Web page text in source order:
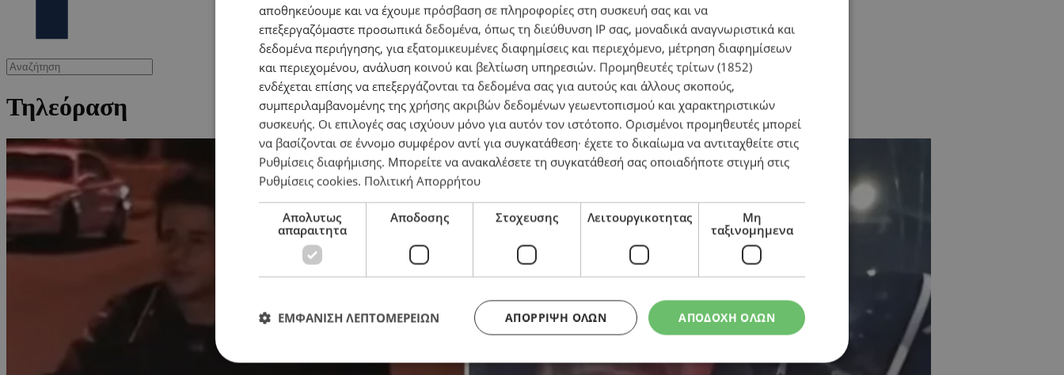
Τηλεόραση
αποθηκεύουμε και να έχουμε πρόσβαση σε πληροφορίες στη συσκευή σας και να
επεξεργαζόμαστε προσωπικά δεδομένα, όπως τη διεύθυνση IP σας, μοναδικά αναγνωριστικά και
δεδομένα περιήγησης, για εξατομικευμένες διαφημίσεις και περιεχόμενο, μέτρηση διαφημίσεων
και περιεχομένου, ανάλυση κοινού και βελτίωση υπηρεσιών. Προμηθευτές τρίτων (1852)
ενδέχεται επίσης να επεξεργάζονται τα δεδομένα σας για αυτούς και άλλους σκοπούς,
συμπεριλαμβανομένης της χρήσης ακριβών δεδομένων γεωεντοπισμού και χαρακτηριστικών
συσκευής. Οι επιλογές σας ισχύουν μόνο για αυτόν τον ιστότοπο. Ορισμένοι προμηθευτές μπορεί
να βασίζονται σε έννομο συμφέρον αντί για συγκατάθεση· έχετε το δικαίωμα να αντιταχθείτε στις
Ρυθμίσεις διαφήμισης. Μπορείτε να ανακαλέσετε τη συγκατάθεσή σας οποιαδήποτε στιγμή στις
Ρυθμίσεις cookies. Πολιτική Απορρήτου
Απολυτως
απαραιτητα
Αποδοσης Στοχευσης Λειτουργικοτητας
Μη
ταξινομημενα
ΑΠΟΔΟΧΗ ΟΛΩΝ
ΑΠΌΡΡΙΨΗ ΌΛΩΝ
ΕΜΦΑΝΙΣΗ ΛΕΠΤΟΜΕΡΕΙΩΝ